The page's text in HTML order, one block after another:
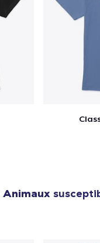
Animaux